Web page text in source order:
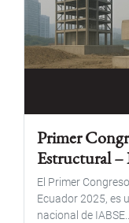
Primer
Estructural –
El Primer
Ecuador 2025, es
nacional de